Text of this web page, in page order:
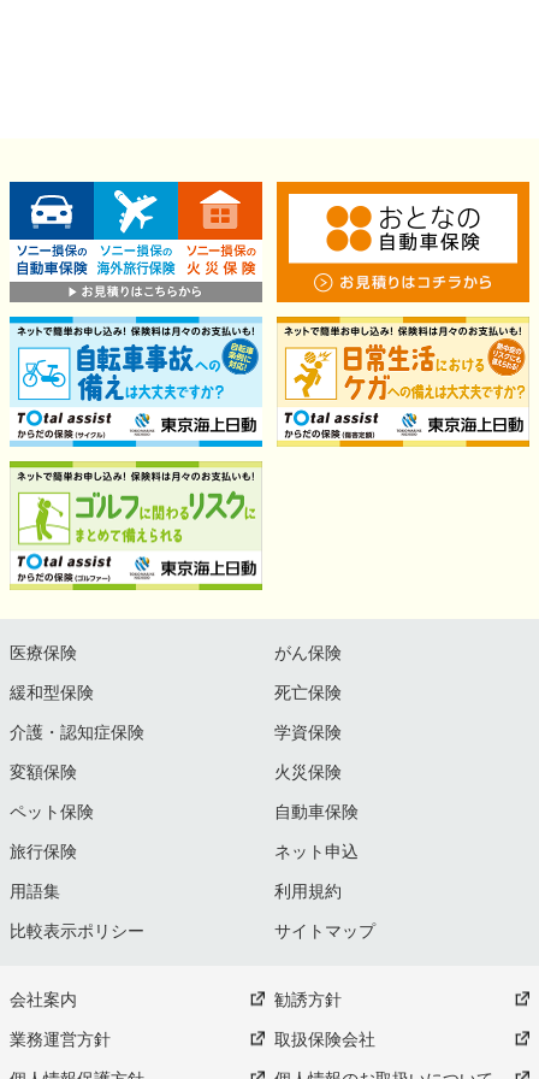
医療保険 がん保険
緩和型保険 死亡保険
介護・認知症保険 学資保険
変額保険 火災保険
ペット保険 自動車保険
旅行保険 ネット申込
用語集 利用規約
比較表示ポリシー サイトマップ
会社案内 勧誘方針
業務運営方針 取扱保険会社